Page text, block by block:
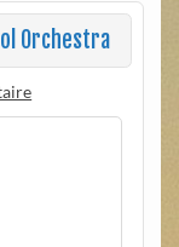
Orchestra